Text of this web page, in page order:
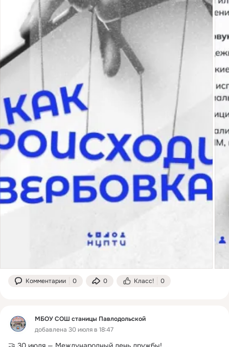
Комментарии 0 0 Класс! 0
МБОУ СОШ станицы Павлодольской
добавлена 30 июля в 18:47